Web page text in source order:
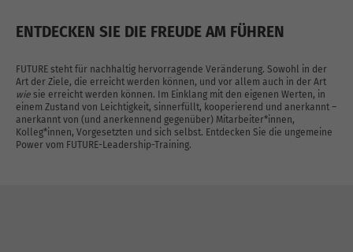
ENTDECKEN SIE DIE FREUDE AM FÜHREN
FUTURE steht für nachhaltig hervorragende Veränderung. Sowohl in der
Art der Ziele, die erreicht werden können, und vor allem auch in der Art
wie sie erreicht werden können. Im Einklang mit den eigenen Werten, in
einem Zustand von Leichtigkeit, sinnerfüllt, kooperierend und anerkannt –
anerkannt von (und anerkennend gegenüber) Mitarbeiter*innen,
Kolleg*innen, Vorgesetzten und sich selbst. Entdecken Sie die ungemeine
Power vom FUTURE-Leadership-Training.